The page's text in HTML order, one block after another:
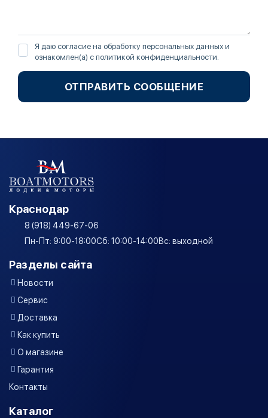
Я даю согласие на обработку персональных данных и
ознакомлен(а) с политикой конфиденциальности
ОТПРАВИТЬ СООБЩЕНИЕ
Краснодар
8 (918) 449-67-06
Пн-Пт: 9:00-18:00Сб: 10:00-14:00Вс: выходной
Разделы сайта
Новости
Сервис
Доставка
Как купить
О магазине
Гарантия
Контакты
Каталог